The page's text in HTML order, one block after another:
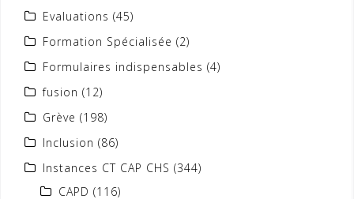
Evaluations (45)
Formation Spécialisée (2)
Formulaires indispensables (4)
fusion (12)
Grève (198)
Inclusion (86)
Instances CT CAP CHS (344)
CAPD (116)